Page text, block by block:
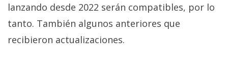
lanzando desde 2022 serán compatibles, por lo
tanto. También algunos anteriores que
recibieron actualizaciones.